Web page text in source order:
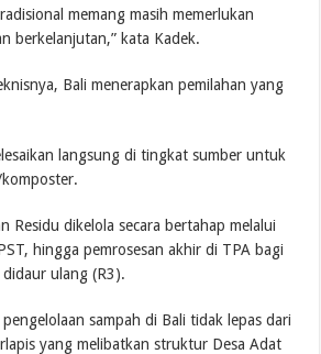
memang masih memerlukan
berkelanjutan,” kata Kadek.
Bali menerapkan pemilahan yang
langsung di tingkat sumber untuk
Residu dikelola secara bertahap melalui
hingga pemrosesan akhir di TPA bagi
ulang (R3).
sampah di Bali tidak lepas dari
yang melibatkan struktur Desa Adat